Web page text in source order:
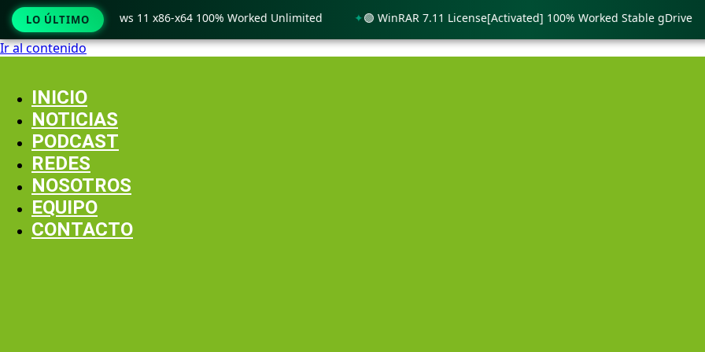
Ir al contenido
INICIO
NOTICIAS
PODCAST
REDES
NOSOTROS
EQUIPO
CONTACTO
LO ÚLTIMO
Crack only Windows 11 x86-x64 100% Worked Unlimited 🟢 WinRAR 7.11 License[Activated] 100% Worked Stable gDrive